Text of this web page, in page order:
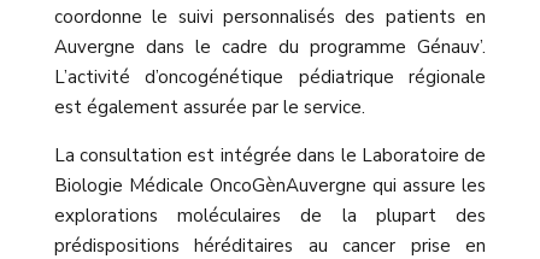
coordonne le suivi personnalisés des patients en
Auvergne dans le cadre du programme Génauv’.
L’activité d’oncogénétique pédiatrique régionale
est également assurée par le service.
La consultation est intégrée dans le Laboratoire de
Biologie Médicale OncoGènAuvergne qui assure les
explorations moléculaires de la plupart des
prédispositions héréditaires au cancer prise en